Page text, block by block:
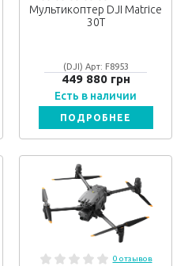
Мультикоптер DJI Matrice
30T
(DJI) Арт: F8953
449 880 грн
Есть в наличии
ПОДРОБНЕЕ
0 отзывов